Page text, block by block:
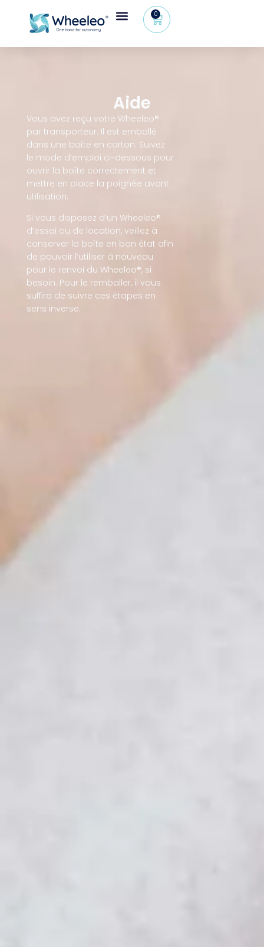
0
Aide
Vous avez reçu votre Wheeleo®
par transporteur. Il est emballé
dans une boîte en carton. Suivez
le mode d’emploi ci-dessous pour
ouvrir la boîte correctement et
mettre en place la poignée avant
utilisation.
Si vous disposez d’un Wheeleo®
d’essai ou de location, veillez à
conserver la boîte en bon état afin
de pouvoir l’utiliser à nouveau
pour le renvoi du Wheeleo®, si
besoin. Pour le remballer, il vous
suffira de suivre ces étapes en
sens inverse.